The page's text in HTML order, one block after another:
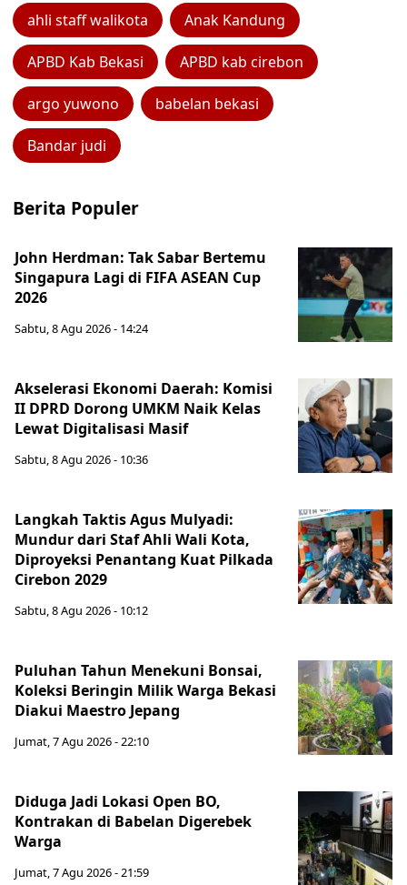
ahli staff walikota Anak Kandung
APBD Kab Bekasi APBD kab cirebon
argo yuwono babelan bekasi
Bandar judi
Berita Populer
John Herdman: Tak Sabar Bertemu
Singapura Lagi di FIFA ASEAN Cup
2026
Sabtu, 8 Agu 2026 - 14:24
Akselerasi Ekonomi Daerah: Komisi
II DPRD Dorong UMKM Naik Kelas
Lewat Digitalisasi Masif
Sabtu, 8 Agu 2026 - 10:36
Langkah Taktis Agus Mulyadi:
Mundur dari Staf Ahli Wali Kota,
Diproyeksi Penantang Kuat Pilkada
Cirebon 2029
Sabtu, 8 Agu 2026 - 10:12
Puluhan Tahun Menekuni Bonsai,
Koleksi Beringin Milik Warga Bekasi
Diakui Maestro Jepang
Jumat, 7 Agu 2026 - 22:10
Diduga Jadi Lokasi Open BO,
Kontrakan di Babelan Digerebek
Warga
Jumat, 7 Agu 2026 - 21:59